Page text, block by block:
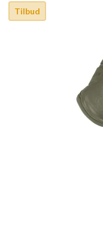
Tilbud